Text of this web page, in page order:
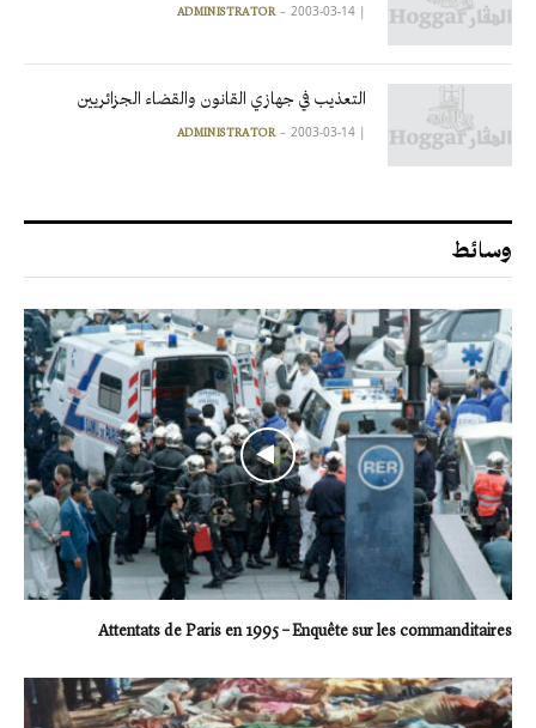
|
ADMINISTRATOR 2003-03-14
التعذيب في جهازي القانون والقضاء الجزائريين
|
ADMINISTRATOR 2003-03-14
وسائط
Attentats de Paris en 1995 – Enquête sur les commanditaires